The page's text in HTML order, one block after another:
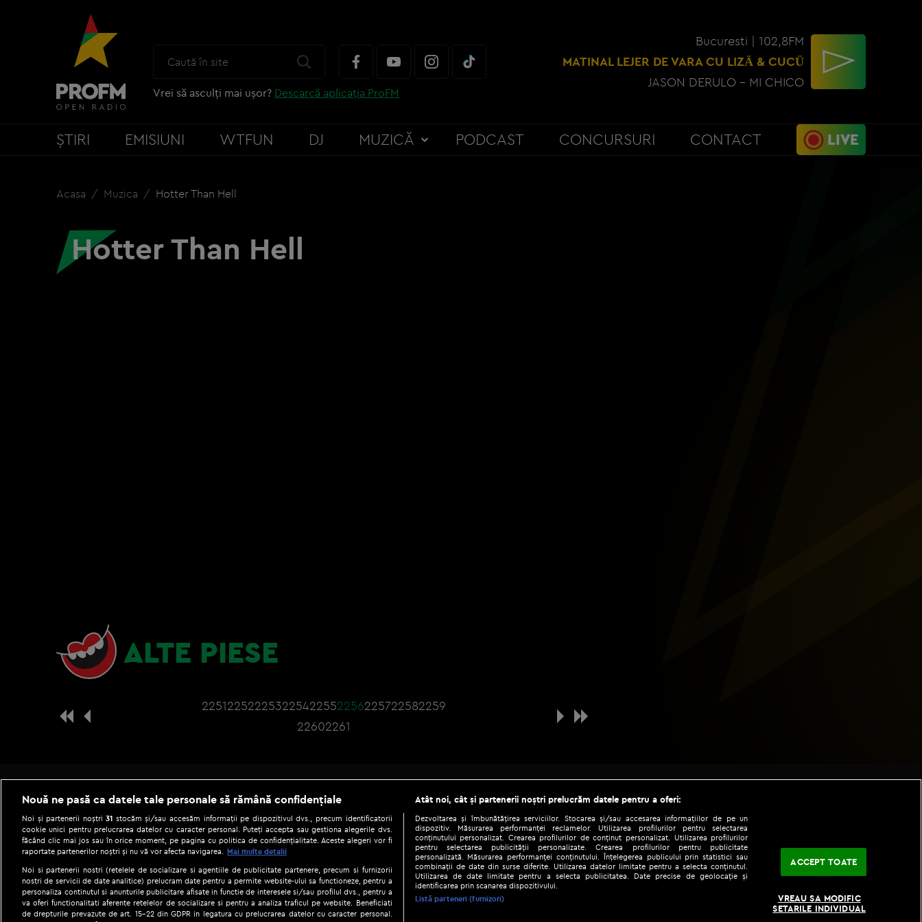
Vrei să asculți mai ușor? Descarcă aplicația ProFM
Bucuresti | 102,8FM
MATINAL LEJER DE VARA CU LIZÄ & CUCÜ
JASON DERULO - MI CHICO
ȘTIRI EMISIUNI WTFUN DJ MUZICĂ PODCAST CONCURSURI CONTACT LIVE
Acasa Muzica Hotter Than Hell
Hotter Than Hell
ALTE PIESE
225122522253225422552256225722582259
22602261
Be social
Copyright © 2026 / DIGI ROMANIA S.A.
Gestionați preferințele|Termeni și condiții|Politica de confidențialitate|
Nouă ne pasă ca datele tale personale să rămână confidențiale
Noi și partenerii noștri31 stocăm și/sau accesăm informații pe dispozitivul dvs., precum identificatorii
cookie unici pentru prelucrarea datelor cu caracter personal. Puteți accepta sau gestiona alegerile dvs.
făcând clic mai jos sau în orice moment, pe pagina cu politica de confidențialitate. Aceste alegeri vor fi
raportate partenerilor noștri și nu vă vor afecta navigarea.
Mai multe detalii
Noi si partenerii nostri (retelele de socializare si agentiile de publicitate partenere, precum si furnizorii
nostri de servicii de date analitice) prelucram date pentru a permite website-ului sa functioneze, pentru a
personaliza continutul si anunturile publicitare afisate in functie de interesele si/sau profilul dvs., pentru a
va oferi functionalitati aferente retelelor de socializare si pentru a analiza traficul pe website. Beneficiati
de drepturile prevazute de art. 15-22 din GDPR in legatura cu prelucrarea datelor cu caracter personal.
Atât noi, cât și partenerii noștri prelucrăm datele pentru a oferi:
Dezvoltarea și îmbunătățirea serviciilor. Stocarea și/sau accesarea informațiilor de pe un
dispozitiv. Măsurarea performanței reclamelor. Utilizarea profilurilor pentru selectarea
conținutului personalizat. Crearea profilurilor de conținut personalizat. Utilizarea profilurilor
pentru selectarea publicității personalizate. Crearea profilurilor pentru publicitate
personalizată. Măsurarea performanței conținutului. Înțelegerea publicului prin statistici sau
combinații de date din surse diferite. Utilizarea datelor limitate pentru a selecta conținutul.
Utilizarea de date limitate pentru a selecta publicitatea. Date precise de geolocație și
identificarea prin scanarea dispozitivului.
Listă parteneri (furnizori)
ACCEPT TOATE
VREAU SA MODIFIC
SETARILE INDIVIDUAL